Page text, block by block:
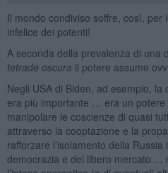
Il mondo condiviso soffre, così, per
infelice dei potenti!
A seconda della prevalenza di una
tetrade oscura il potere assume
Negli USA di Biden, ad esempio, la
era più importante … era un potere
manipolare le coscienze di quasi
attraverso la cooptazione e la
rafforzare l’isolamento della
democrazia e del libero mercato ...